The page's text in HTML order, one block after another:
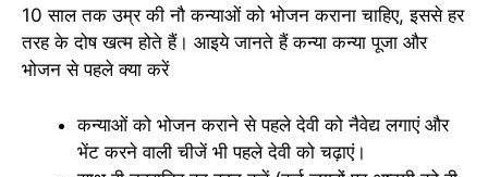
10 साल तक उम्र की नौ कन्याओं को भोजन कराना चाहिए, इससे हर
तरह के दोष खत्म होते हैं। आइये जानते हैं कन्या कन्या पूजा और
भोजन से पहले क्या करें
कन्याओं को भोजन कराने से पहले देवी को नैवेद्य लगाएं और
भेंट करने वाली चीजें भी पहले देवी को चढ़ाएं।